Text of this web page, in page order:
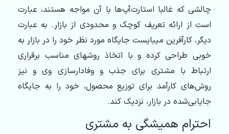
چالشی که غالبا استارت‌آپ‌‏ها با آن مواجه هستند، عبارت
است از ارائه‏‌ تعریف کوچک و محدودی از بازار. به عبارت
دیگر، کارآفرین می‏بایست جایگاه مورد نظر خود را در بازار به
خوبی طراحی کرده و با اتخاذ روش‏های مناسب برقراری
ارتباط با مشتری برای جذب و وفادارسازی وی و نیز
روش‌‏های کارآمد برای توزیع محصول، خود را به جایگاه
جایابی‌شده در بازار، نزدیک کند.
احترام همیشگی به مشتری